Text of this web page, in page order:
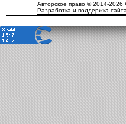
Авторское право © 2014-2026
Разработка и поддержка